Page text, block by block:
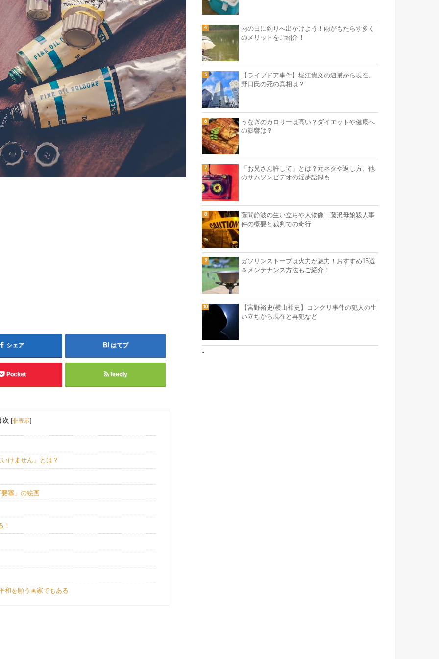
シェア はてブ
Pocket feedly
次 [非表示]
けません」とは？
塞」の絵画
！
和を願う画家でもある
雨の日に釣りへ出かけよう！雨がもたらす多く
のメリットをご紹介！
【ライブドア事件】堀江貴文の逮捕から現在、
野口氏の死の真相は？
うなぎのカロリーは高い？ダイエットや健康へ
の影響は？
「お兄さん許して」とは？元ネタや返し方、他
のサムソンビデオの淫夢語録も
藤間静波の生い立ちや人物像｜藤沢母娘殺人事
件の概要と裁判での奇行
ガソリンストーブは火力が魅力！おすすめ15選
＆メンテナンス方法もご紹介！
【宮野裕史/横山裕史】コンクリ事件の犯人の生
い立ちから現在と再犯など
"